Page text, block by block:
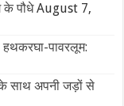
के पौधे August 7,
पावरलूम:
के साथ अपनी जड़ों से